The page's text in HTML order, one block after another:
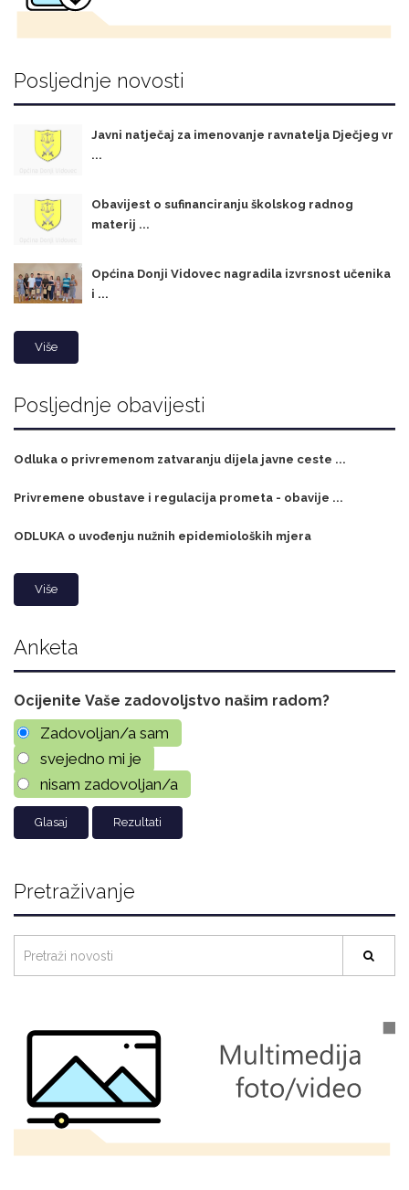
Posljednje novosti
Javni natječaj za imenovanje ravnatelja Dječjeg vr
...
Obavijest o sufinanciranju školskog radnog
materij ...
Općina Donji Vidovec nagradila izvrsnost učenika
i ...
Više
Posljednje obavijesti
Odluka o privremenom zatvaranju dijela javne ceste ...
Privremene obustave i regulacija prometa - obavije ...
ODLUKA o uvođenju nužnih epidemioloških mjera
Više
Anketa
Ocijenite Vaše zadovoljstvo našim radom?
Zadovoljan/a sam
svejedno mi je
nisam zadovoljan/a
Rezultati
Pretraživanje